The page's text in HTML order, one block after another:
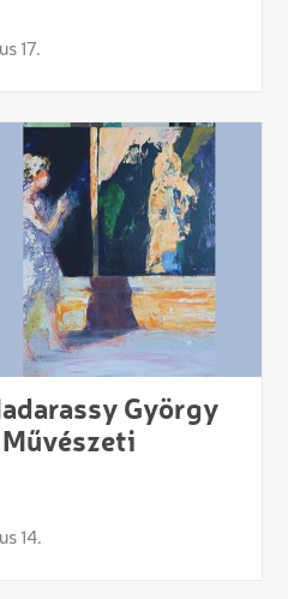
17.
György
14.